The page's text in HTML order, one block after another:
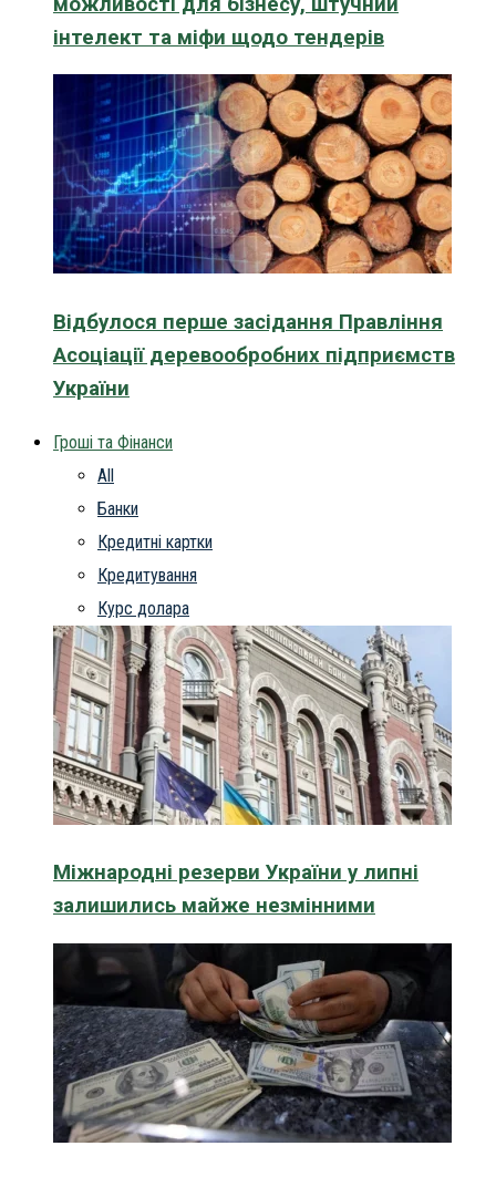
інтелект та міфи щодо тендерів
Відбулося перше засідання Правління
Асоціації деревообробних підприємств
України
Гроші та Фінанси
All
Банки
Кредитні картки
Кредитування
Курс долара
Міжнародні резерви України у липні
залишились майже незмінними